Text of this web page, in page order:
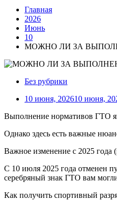
Главная
2026
Июнь
10
МОЖНО ЛИ ЗА
Без рубрики
10 июня, 202610 июня,
Выполнение нормативов ГТО
Однако здесь есть важные
Важное изменение с 2025 года
С 10 июля 2025 года отменен
серебряный знак ГТО вам
Как получить спортивный